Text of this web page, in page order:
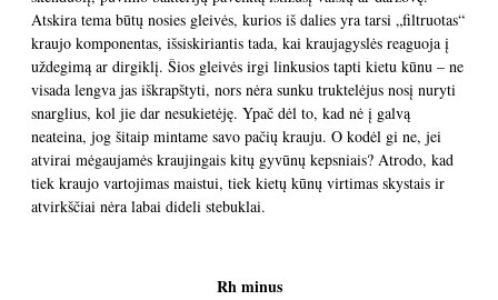
Atskira tema būtų nosies gleivės, kurios iš dalies yra tarsi „filtruotas“
kraujo komponentas, išsiskiriantis tada, kai kraujagyslės reaguoja į
uždegimą ar dirgiklį. Šios gleivės irgi linkusios tapti kietu kūnu – ne
visada lengva jas iškrapštyti, nors nėra sunku truktelėjus nosį nuryti
snarglius, kol jie dar nesukietėję. Ypač dėl to, kad nė į galvą
neateina, jog šitaip mintame savo pačių krauju. O kodėl gi ne, jei
atvirai mėgaujamės kraujingais kitų gyvūnų kepsniais? Atrodo, kad
tiek kraujo vartojimas maistui, tiek kietų kūnų virtimas skystais ir
atvirkščiai nėra labai dideli stebuklai.
Rh minus